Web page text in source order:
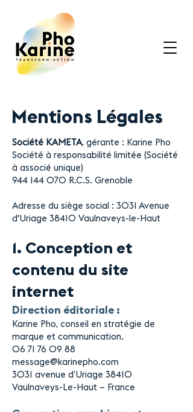
Mentions Légales
Société KAMETA, gérante : Karine Pho
Société à responsabilité limitée (Société
à associé unique)
944 144 070 R.C.S. Grenoble
Adresse du siège social : 3031 Avenue
d'Uriage 38410 Vaulnaveys-le-Haut
1. Conception et
contenu du site
internet
Direction éditoriale :
Karine Pho, conseil en stratégie de
marque et communication.
06 71 76 09 88
message@karinepho.com
3031 avenue d’Uriage 38410
Vaulnaveys-Le-Haut – France